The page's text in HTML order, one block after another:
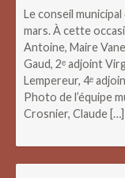
Le conseil
mars. À cette
Antoine, Maire
Gaud, 2ᵉ adjoint
Lempereur, 4ᵉ
Photo de l’équipe
Crosnier, Claude […]